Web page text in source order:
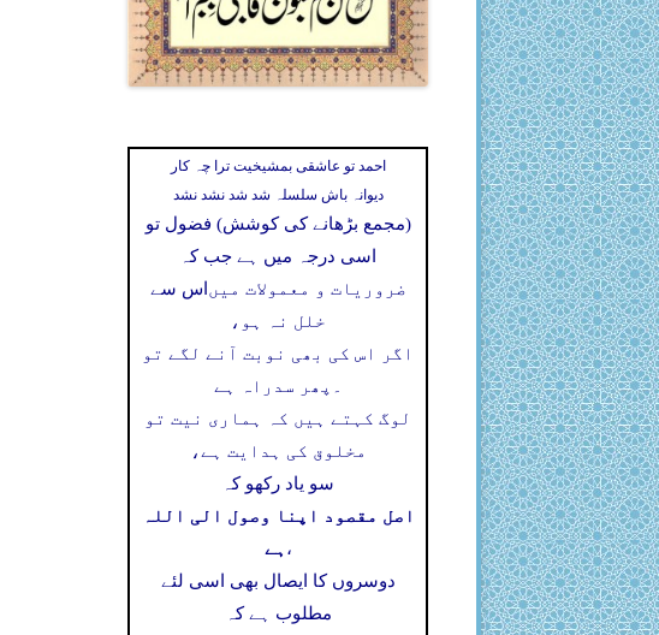
احمد تو عاشقی بمشیخیت ترا چہ کار
دیوانہ باش سلسلہ شد شد نشد نشد
(مجمع بڑھانے کی کوشش) فضول تو
اسی درجہ میں ہے جب کہ
اس سے ضروریات و معمولات میں
خلل نہ ہو،
اگر اس کی بھی نوبت آنے لگے تو
پھر سدراہ ہے ۔
لوگ کہتے ہیں کہ ہماری نیت تو
مخلوق کی ہدایت ہے،
سو یاد رکھو کہ
اصل مقصود اپنا وصول الی اللہ
ہے ،
دوسروں کا ایصال بھی اسی لئے
مطلوب ہے کہ